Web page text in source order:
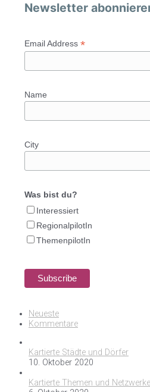
Newsletter
Email Address *
Name
City
Was bist du?
Interessiert
RegionalpilotIn
ThemenpilotIn
Neueste
Kommentare
Kartierte Städte und Dörfer
10. Oktober 2020
Kartierte Themen und Netzwerke